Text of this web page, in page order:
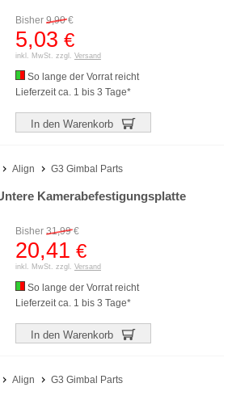
Bisher 9,90€
5,03 €
inkl. MwSt. zzgl. Versand
So lange der Vorrat reicht
Lieferzeit ca. 1 bis 3 Tage*
In den Warenkorb
Align G3 Gimbal Parts
Kamerabefestigungsplatte
Bisher 31,99€
20,41 €
inkl. MwSt. zzgl. Versand
So lange der Vorrat reicht
Lieferzeit ca. 1 bis 3 Tage*
In den Warenkorb
Align G3 Gimbal Parts